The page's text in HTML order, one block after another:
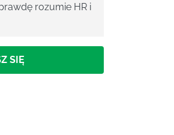
rozumie HR i
SIĘ